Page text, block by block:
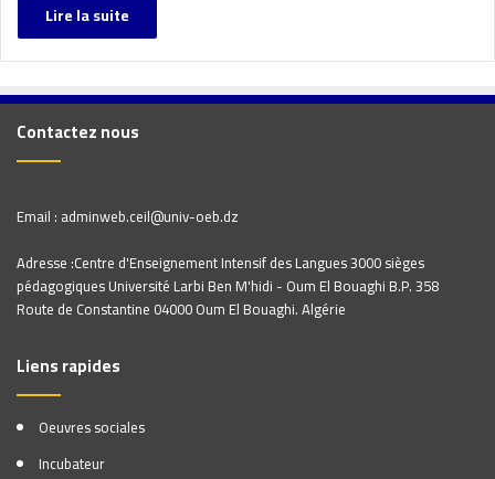
Lire la suite
Contactez nous
Email : adminweb.ceil@univ-oeb.dz
Adresse :Centre d'Enseignement Intensif des Langues 3000 sièges
pédagogiques Université Larbi Ben M'hidi - Oum El Bouaghi B.P. 358
Route de Constantine 04000 Oum El Bouaghi. Algérie
Liens rapides
Oeuvres sociales
Incubateur